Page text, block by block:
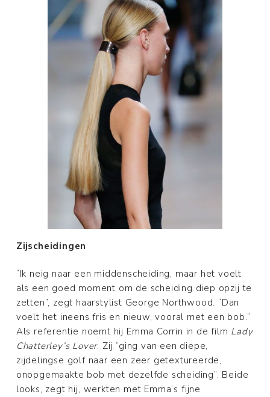
Zijscheidingen
“Ik neig naar een middenscheiding, maar het voelt
als een goed moment om de scheiding diep opzij te
zetten”, zegt haarstylist George Northwood. “Dan
voelt het ineens fris en nieuw, vooral met een bob.”
Als referentie noemt hij Emma Corrin in de film Lady
Chatterley’s Lover. Zij “ging van een diepe,
zijdelingse golf naar een zeer getextureerde,
onopgemaakte bob met dezelfde scheiding”. Beide
looks, zegt hij, werkten met Emma’s fijne